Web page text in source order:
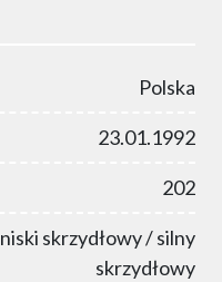
Polska
23.01.1992
202
niski skrzydłowy / silny
skrzydłowy